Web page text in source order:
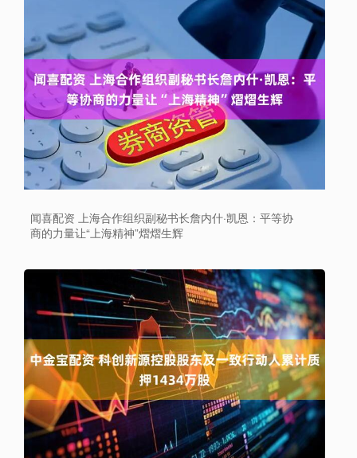
闻喜配资 上海合作组织副秘书长詹内什·凯恩：平等协
商的力量让“上海精神”熠熠生辉